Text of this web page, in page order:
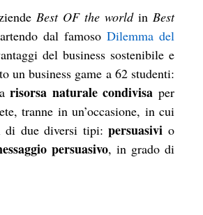
Best OF the world in Best
dal famoso Dilemma del
del business sostenibile e
un business game a 62 studenti:
risorsa naturale condivisa per
tranne in un’occasione, in cui
di due diversi tipi: persuasivi
persuasivo, in grado di